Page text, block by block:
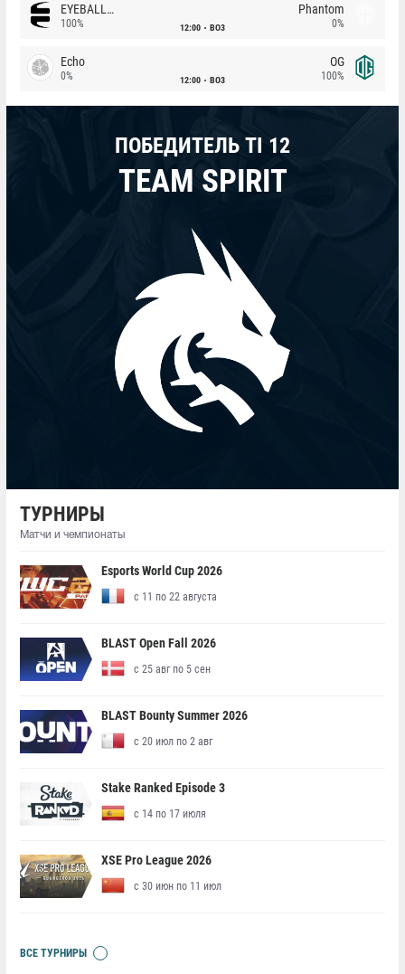
EYEBALLERS
100% 12:00 BO3
Phantom
0%
Echo
0% 12:00 BO3
OG
100%
ПОБЕДИТЕЛЬ TI 12
TEAM SPIRIT
ТУРНИРЫ
Матчи и чемпионаты
Esports World Cup 2026
с 11 по 22 августа
BLAST Open Fall 2026
с 25 авг по 5 сен
BLAST Bounty Summer 2026
с 20 июл по 2 авг
Stake Ranked Episode 3
с 14 по 17 июля
XSE Pro League 2026
с 30 июн по 11 июл
ВСЕ ТУРНИРЫ